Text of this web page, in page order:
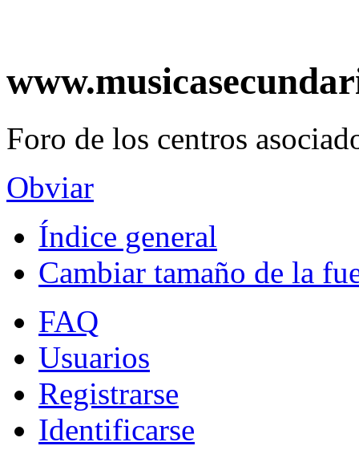
Foro de los centros
Obviar
Índice general
Cambiar tamaño de la
FAQ
Usuarios
Registrarse
Identificarse